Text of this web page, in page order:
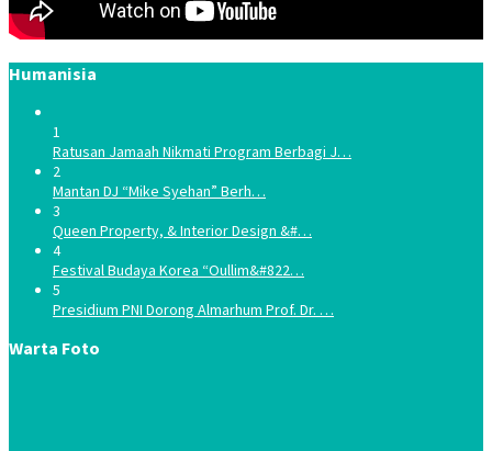
Humanisia
1
Ratusan Jamaah Nikmati Program Berbagi J…
2
Mantan DJ “Mike Syehan” Berh…
3
Queen Property, & Interior Design &#…
4
Festival Budaya Korea “Oullim&#822…
5
Presidium PNI Dorong Almarhum Prof. Dr. …
Warta Foto